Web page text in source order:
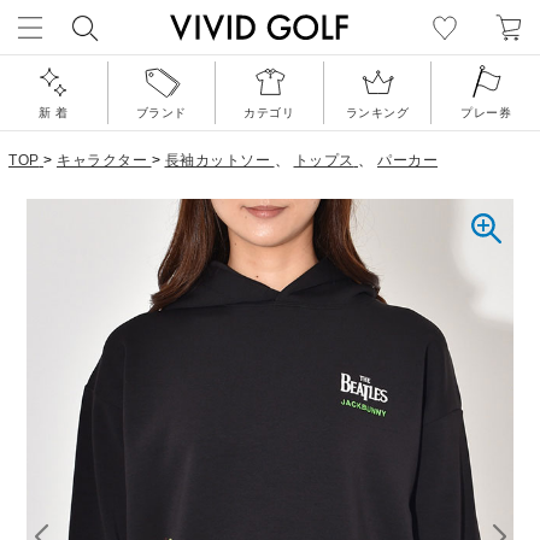
新 着 ブランド カテゴリ ランキング プレー券
TOP > キャラクター > 長袖カットソー 、 トップス 、 パーカー